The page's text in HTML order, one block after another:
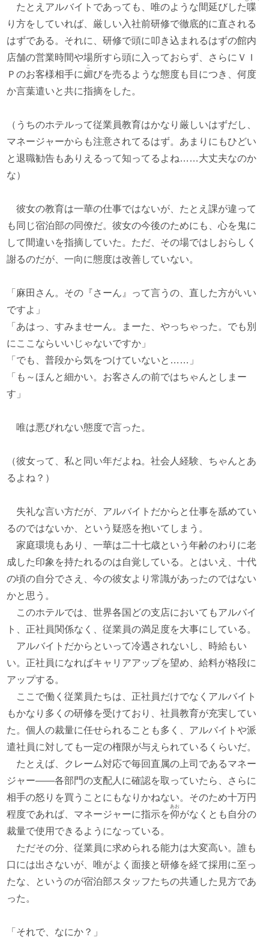
たとえアルバイトであっても、唯のような間延びした喋
り方をしていれば、厳しい入社前研修で徹底的に直される
はずである。それに、研修で頭に叩き込まれるはずの館内
店舗の営業時間や場所すら頭に入っておらず、さらにＶＩ
Ｐのお客様相手に媚
こ
びを売るような態度も目につき、何度
か言葉遣いと共に指摘をした。
（うちのホテルって従業員教育はかなり厳しいはずだし、
マネージャーからも注意されてるはず。あまりにもひどい
と退職勧告もありえるって知ってるよね……大丈夫なのか
な）
彼女の教育は一華の仕事ではないが、たとえ課が違って
も同じ宿泊部の同僚だ。彼女の今後のためにも、心を鬼に
して間違いを指摘していた。ただ、その場ではしおらしく
謝るのだが、一向に態度は改善していない。
「麻田さん。その『さーん』って言うの、直した方がいい
ですよ」
「あはっ、すみませーん。まーた、やっちゃった。でも別
にここならいいじゃないですか」
「でも、普段から気をつけていないと……」
「も～ほんと細かい。お客さんの前ではちゃんとしまー
す」
唯は悪びれない態度で言った。
（彼女って、私と同い年だよね。社会人経験、ちゃんとあ
るよね？）
失礼な言い方だが、アルバイトだからと仕事を舐めてい
るのではないか、という疑惑を抱いてしまう。
家庭環境もあり、一華は二十七歳という年齢のわりに老
成した印象を持たれるのは自覚している。とはいえ、十代
の頃の自分でさえ、今の彼女より常識があったのではない
かと思う。
このホテルでは、世界各国どの支店においてもアルバイ
ト、正社員関係なく、従業員の満足度を大事にしている。
アルバイトだからといって冷遇されないし、時給もい
い。正社員になればキャリアアップを望め、給料が格段に
アップする。
ここで働く従業員たちは、正社員だけでなくアルバイト
もかなり多くの研修を受けており、社員教育が充実してい
た。個人の裁量に任せられることも多く、アルバイトや派
遣社員に対しても一定の権限が与えられているくらいだ。
たとえば、クレーム対応で毎回直属の上司であるマネー
ジャー――各部門の支配人に確認を取っていたら、さらに
相手の怒りを買うことにもなりかねない。そのため十万円
程度であれば、マネージャーに指示を仰
あお
がなくとも自分の
裁量で使用できるようになっている。
ただその分、従業員に求められる能力は大変高い。誰も
口には出さないが、唯がよく面接と研修を経て採用に至っ
たな、というのが宿泊部スタッフたちの共通した見方であ
った。
「それで、なにか？」